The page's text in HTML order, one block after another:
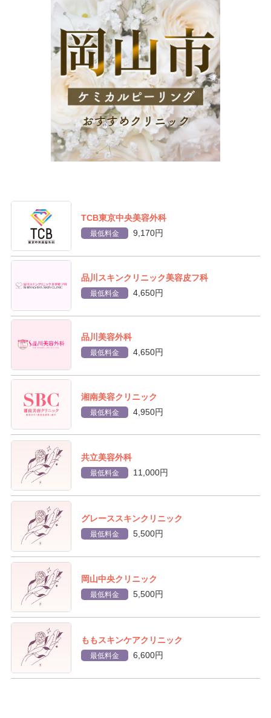
TCB東京中央美容外科
最低料金 9,170円
品川スキンクリニック美容皮フ科
最低料金 4,650円
品川美容外科
最低料金 4,650円
湘南美容クリニック
最低料金 4,950円
共立美容外科
最低料金 11,000円
グレーススキンクリニック
最低料金 5,500円
岡山中央クリニック
最低料金 5,500円
ももスキンケアクリニック
最低料金 6,600円